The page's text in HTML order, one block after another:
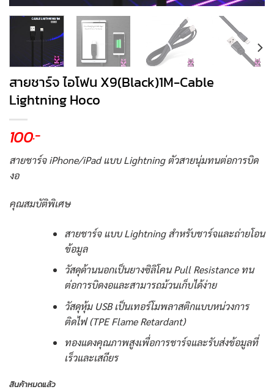
สายชาร์จ ไอโฟน X9(Black)1M-Cable
Lightning Hoco
100.-
สายชาร์จ iPhone/iPad แบบ Lightning ตัวสายนุ่มทนต่อการบิด
งอ
คุณสมบัติพิเศษ
สายชาร์จ แบบ Lightning สำหรับชาร์จและถ่ายโอน
ข้อมูล
วัสดุด้านนอกเป็นยางซิลิโคน Pull Resistance ทน
ต่อการบิดงอและสามารถม้วนเก็บได้ง่าย
วัสดุหุ้ม USB เป็นเทอร์โมพลาสติกแบบหน่วงการ
ติดไฟ (TPE Flame Retardant)
ทองแดงคุณภาพสูงเพื่อการชาร์จและรับส่งข้อมูลที่
เร็วและเสถียร
สินค้าหมดแล้ว